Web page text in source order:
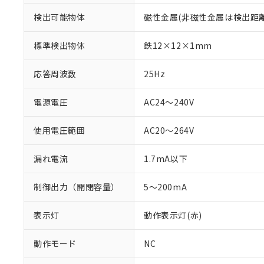
検出可能物体 磁性金属(非磁性金属は検出距
標準検出物体 鉄12×12×1mm
応答周波数 25Hz
電源電圧 AC24～240V
使用電圧範囲 AC20～264V
漏れ電流 1.7mA以下
制御出力（開閉容量） 5～200mA
表示灯 動作表示灯(赤)
動作モード NC
ご利用条件
対応予定：EU
対応予定なし：
調査・確認中：
があります。